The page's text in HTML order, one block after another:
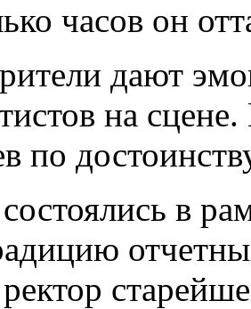
часов он
дают
на
по
в